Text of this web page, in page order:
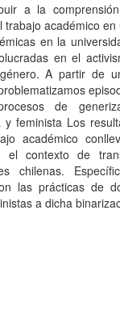
a la
académico
en la
en el
A partir de
de
feminista Los
académico
contexto de
chilenas.
las prácticas de
a dicha